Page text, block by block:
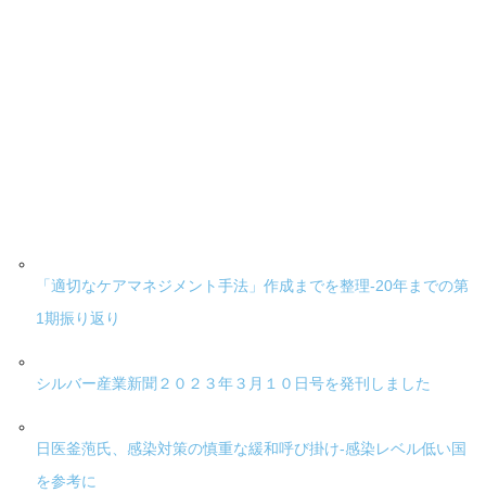
「適切なケアマネジメント手法」作成までを整理-20年までの第
1期振り返り
シルバー産業新聞２０２３年３月１０日号を発刊しました
日医釜萢氏、感染対策の慎重な緩和呼び掛け-感染レベル低い国
を参考に